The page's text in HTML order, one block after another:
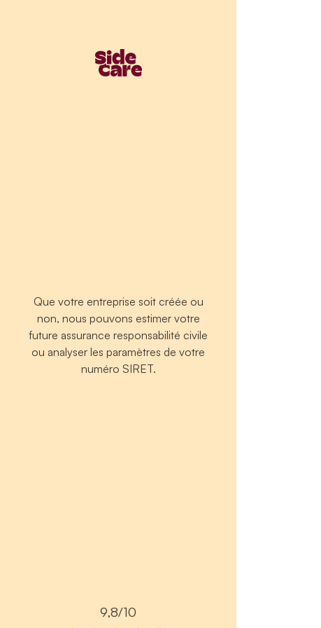
Que votre entreprise soit créée ou
non, nous pouvons estimer votre
future assurance responsabilité civile
ou analyser les paramètres de votre
numéro SIRET.
9,8/10